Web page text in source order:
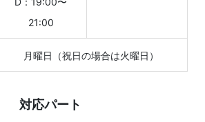
21:00
月曜日（祝日の場合は火曜日）
対応パート